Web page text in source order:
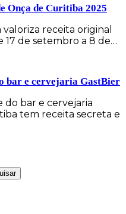
Onça de Curitiba 2025
receita original
de setembro a 8 de…
bar e cervejaria GastBier
do bar e cervejaria
tem receita secreta e